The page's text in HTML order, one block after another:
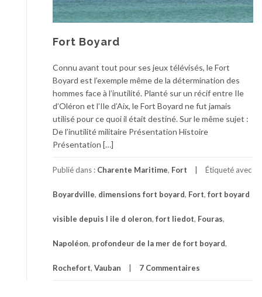
Fort Boyard
Connu avant tout pour ses jeux télévisés, le Fort
Boyard est l’exemple même de la détermination des
hommes face à l’inutilité. Planté sur un récif entre Ile
d’Oléron et l’Ile d’Aix, le Fort Boyard ne fut jamais
utilisé pour ce quoi il était destiné. Sur le même sujet :
De l’inutilité militaire Présentation Histoire
Présentation […]
Publié dans : Charente Maritime, Fort Étiqueté avec
Boyardville, dimensions fort boyard, Fort, fort boyard
visible depuis l ile d oleron, fort liedot, Fouras,
Napoléon, profondeur de la mer de fort boyard,
Rochefort, Vauban 7 Commentaires